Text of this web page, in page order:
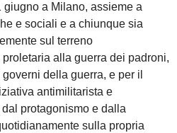
a Milano, assieme a
e sociali e a chiunque sia
sul terreno
alla guerra dei padroni,
della guerra, e per il
antimilitarista e
protagonismo e dalla
sulla propria